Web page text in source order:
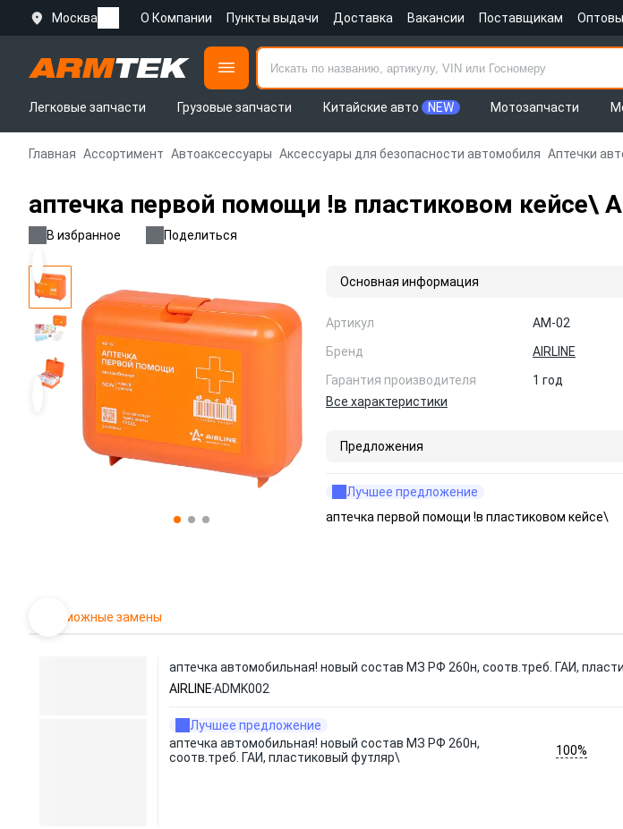
Москва О Компании Пункты выдачи Доставка Вакансии Поставщикам
Легковые запчасти
Грузовые запчасти Китайские авто NEW Мотозапчасти
Главная Ассортимент Автоаксессуары Аксессуары для безопасности автомобиля Аптечки
аптечка первой помощи !в пластиковом кейсе\
В избранное Поделиться
Основная информация
Артикул
AM-02
Бренд
AIRLINE
Гарантия производителя
1 год
Все характеристики
Предложения
Лучшее предложение
аптечка первой помощи !в пластиковом кейсе\
Возможные замены
аптечка автомобильная! новый состав МЗ РФ 260н, соотв.треб. ГАИ,
AIRLINEADMK002
Лучшее предложение
аптечка автомобильная! новый состав МЗ РФ 260н,
соотв.треб. ГАИ, пластиковый футляр\
100%